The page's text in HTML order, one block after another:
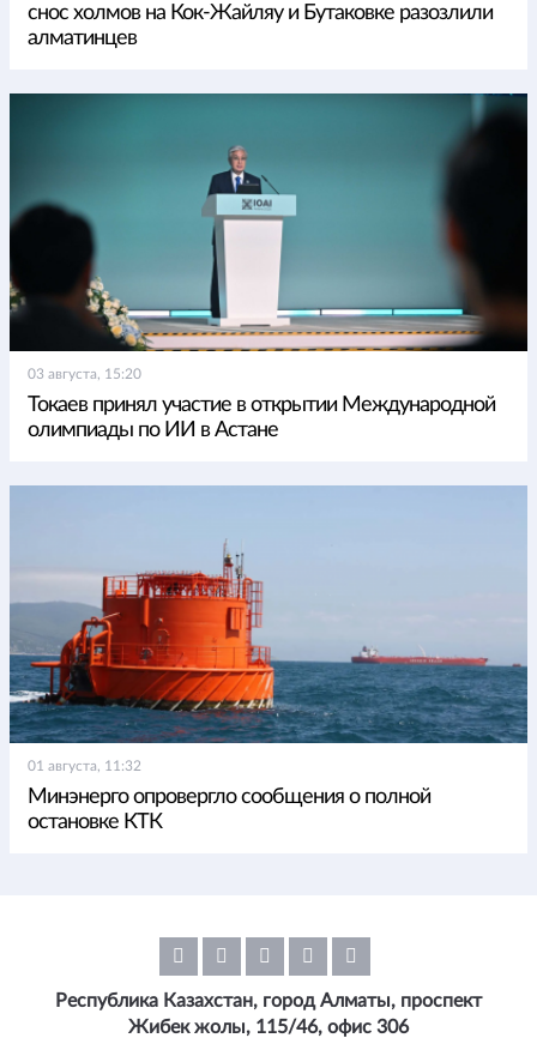
снос холмов на Кок-Жайляу и Бутаковке разозлили
алматинцев
03 августа, 15:20
Токаев принял участие в открытии Международной
олимпиады по ИИ в Астане
01 августа, 11:32
Минэнерго опровергло сообщения о полной
остановке КТК
Республика Казахстан, город Алматы, проспект
Жибек жолы, 115/46, офис 306